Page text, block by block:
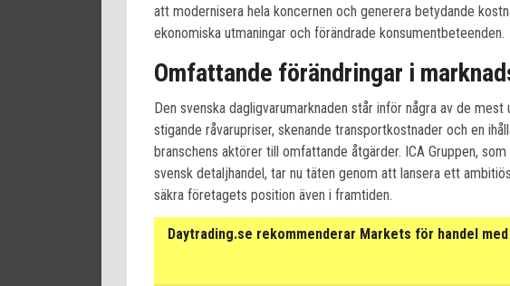
att modernisera hela koncernen och generera betydande
ekonomiska utmaningar och förändrade konsumentbeteenden.
Omfattande förändringar i
Den svenska dagligvarumarknaden står inför några av de
stigande råvarupriser, skenande transportkostnader och en
branschens aktörer till omfattande åtgärder. ICA Gruppen,
svensk detaljhandel, tar nu täten genom att lansera ett
säkra företagets position även i framtiden.
Daytrading.se rekommenderar Markets för handel